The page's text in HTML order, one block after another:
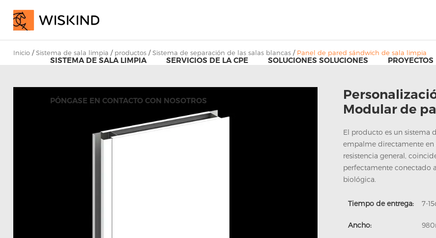
SISTEMA DE SALA LIMPIA SERVICIOS DE LA CPE SOLUCIONES SOLUCIONES PROYECTOS
PÓNGASE EN CONTACTO CON NOSOTROS
Inicio/Sistema de sala limpia / productos/Sistema de separación de las salas blancas/ Panel de pared sándwich de sala limpia
Modular de
El producto es un sistema
empalme directamente en
resistencia general,
perfectamente conectado
biológica.
Tiempo de entrega: 7-
Ancho: